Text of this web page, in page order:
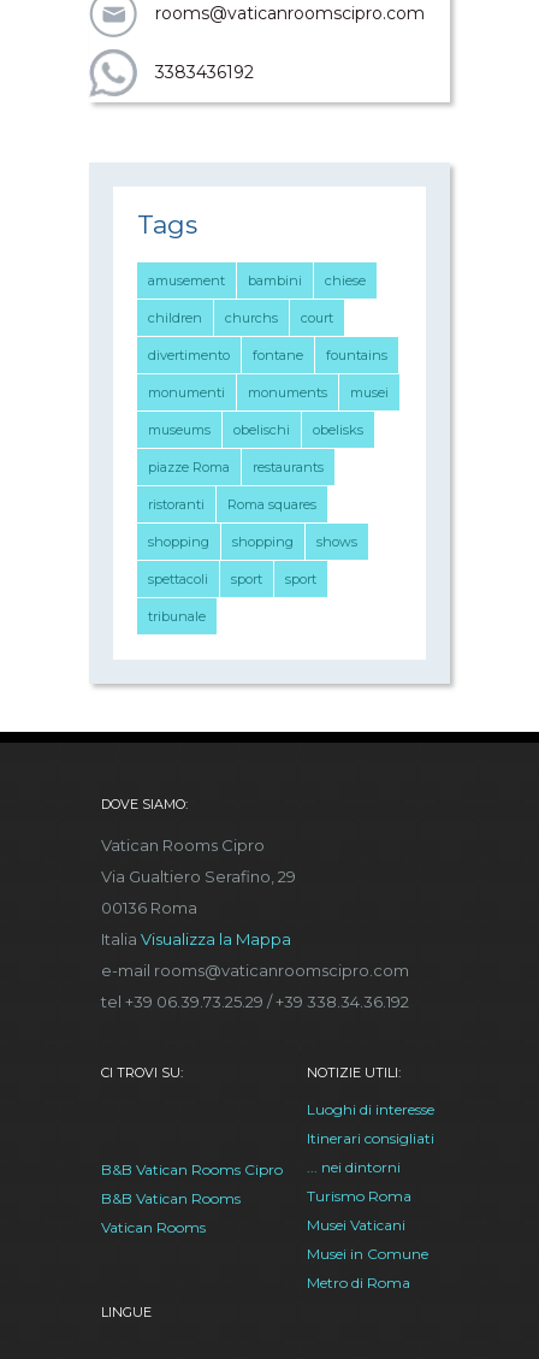
rooms@vaticanroomscipro.com
3383436192
Tags
amusement bambini chiese
children churchs court
divertimento fontane fountains
monumenti monuments musei
museums obelischi obelisks
piazze Roma restaurants
ristoranti Roma squares
shopping shopping shows
spettacoli sport sport
tribunale
DOVE SIAMO:
Vatican Rooms Cipro
Via Gualtiero Serafino, 29
00136 Roma
Italia Visualizza la Mappa
e-mail rooms@vaticanroomscipro.com
tel +39 06.39.73.25.29 / +39 338.34.36.192
CI TROVI SU:
B&B Vatican Rooms Cipro
B&B Vatican Rooms
Vatican Rooms
LINGUE
NOTIZIE UTILI:
Luoghi di interesse
Itinerari consigliati
... nei dintorni
Turismo Roma
Musei Vaticani
Musei in Comune
Metro di Roma